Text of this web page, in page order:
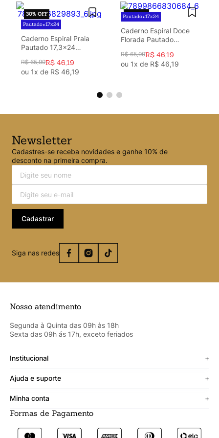
30% OFF
Pautado•17x24
Caderno Espiral Praia
Pautado 17,3x24
fls
R$ 65,99R$ 46,19
ou 1x de R$ 46,19
30%OFF
Pautado•17x24
Caderno Espiral Doce
Florada Pautado
Matéria 80 fls
R$ 65,99R$ 46,19
ou 1x de R$ 46,19
Newsletter
Cadastres-se receba novidades e ganhe 10% de
desconto na primeira compra.
Cadastrar
Siga nas redes
Nosso atendimento
Segunda à Quinta das 09h às 18h
Sexta das 09h ás 17h, exceto feriados
Institucional +
Sobre a Cicero
Fale conosco
Ajuda e suporte +
Termos de uso
Política de segurança
Minha conta +
Meus Dados
Meus Pedidos
Formas de Pagamento